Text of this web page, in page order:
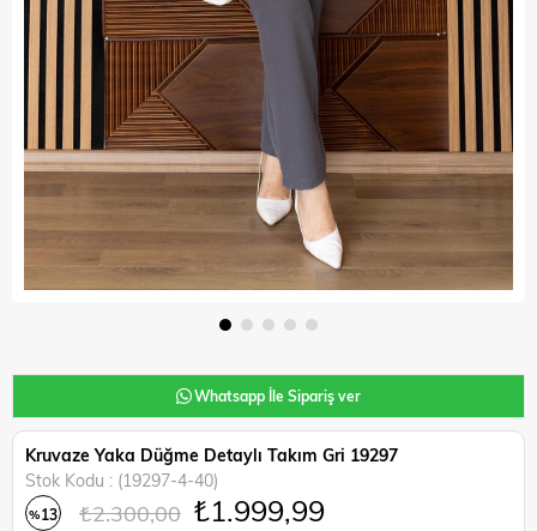
Whatsapp İle Sipariş ver
Kruvaze Yaka Düğme Detaylı Takım Gri 19297
Stok Kodu
(19297-4-40)
%13 ₺2.300,00 ₺1.999,99